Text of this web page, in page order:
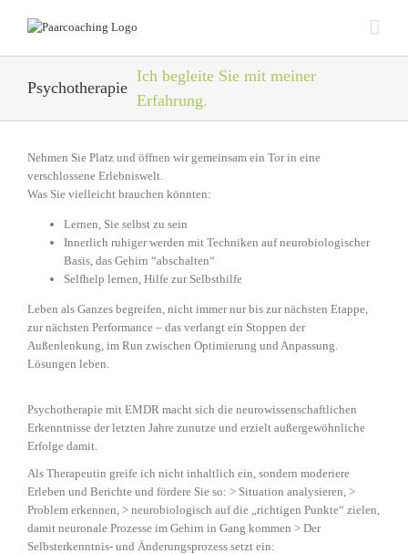
Psychotherapie
Ich begleite Sie mit meiner
Erfahrung.
Nehmen Sie Platz und öffnen wir gemeinsam ein Tor in eine
verschlossene Erlebniswelt.
Was Sie vielleicht brauchen könnten:
Lernen, Sie selbst zu sein
Innerlich ruhiger werden mit Techniken auf neurobiologischer
Basis, das Gehirn “abschalten“
Selfhelp lernen, Hilfe zur Selbsthilfe
Leben als Ganzes begreifen, nicht immer nur bis zur nächsten Etappe,
zur nächsten Performance – das verlangt ein Stoppen der
Außenlenkung, im Run zwischen Optimierung und Anpassung.
Lösungen leben.
Psychotherapie mit EMDR macht sich die neurowissenschaftlichen
Erkenntnisse der letzten Jahre zunutze und erzielt außergewöhnliche
Erfolge damit.
Als Therapeutin greife ich nicht inhaltlich ein, sondern moderiere
Erleben und Berichte und fördere Sie so: > Situation analysieren, >
Problem erkennen, > neurobiologisch auf die „richtigen Punkte“ zielen,
damit neuronale Prozesse im Gehirn in Gang kommen > Der
Selbsterkenntnis- und Änderungsprozess setzt ein: